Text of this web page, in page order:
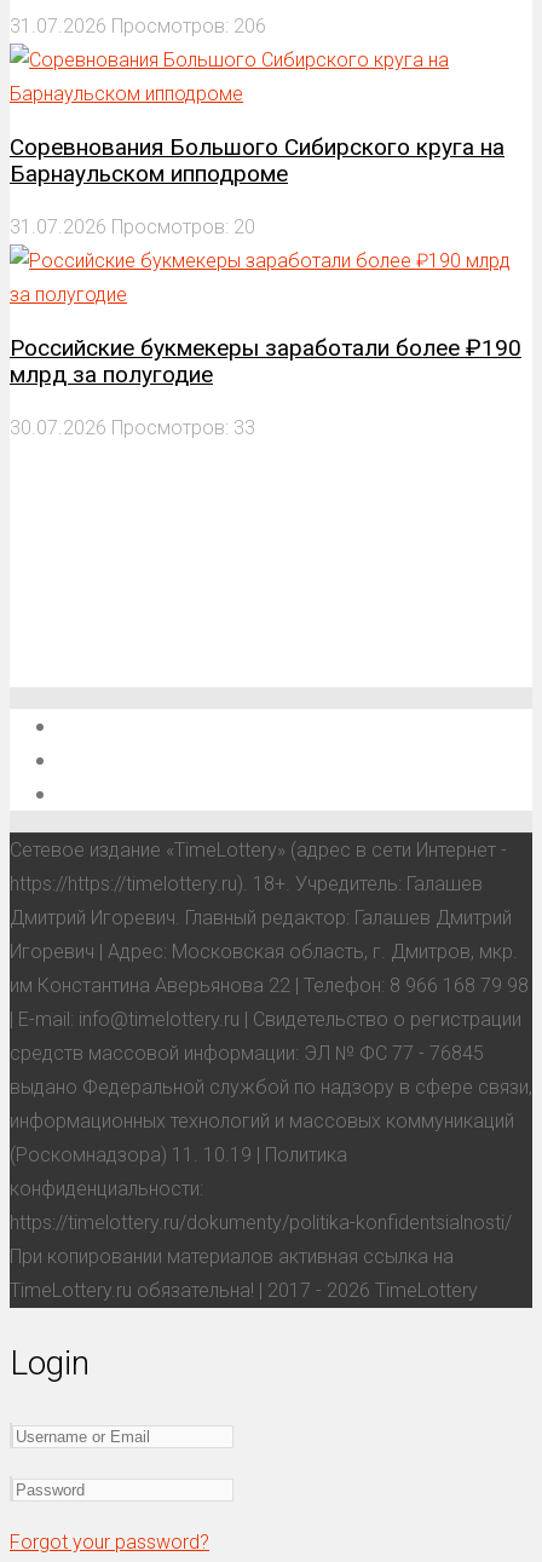
31.07.2026 Просмотров: 206
Соревнования Большого Сибирского круга на
Барнаульском ипподроме
31.07.2026 Просмотров: 20
Российские букмекеры заработали более ₽190
млрд за полугодие
30.07.2026 Просмотров: 33
Сетевое издание «TimeLottery» (адрес в сети Интернет -
https://https://timelottery.ru). 18+. Учредитель: Галашев
Дмитрий Игоревич. Главный редактор: Галашев Дмитрий
Игоревич | Адрес: Московская область, г. Дмитров, мкр.
им Константина Аверьянова 22 | Телефон: 8 966 168 79 98
| E-mail: info@timelottery.ru | Свидетельство о регистрации
средств массовой информации: ЭЛ № ФС 77 - 76845
выдано Федеральной службой по надзору в сфере связи,
информационных технологий и массовых коммуникаций
(Роскомнадзора) 11. 10.19 | Политика
конфиденциальности:
https://timelottery.ru/dokumenty/politika-konfidentsialnosti/
При копировании материалов активная ссылка на
TimeLottery.ru обязательна! | 2017 - 2026 TimeLottery
Login
Forgot your password?